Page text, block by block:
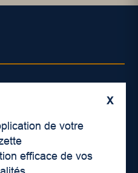
X
de votre
efficace de vos